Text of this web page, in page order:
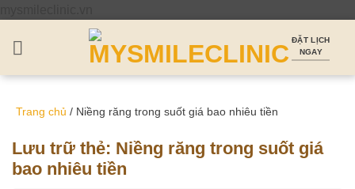
qua
nội
ĐẶT LỊCH
NGAY
Trang chủ / Niềng răng trong suốt giá bao nhiêu tiền
Lưu trữ thẻ: Niềng răng trong suốt giá
bao nhiêu tiền